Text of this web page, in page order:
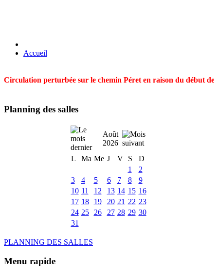
Accueil
Circulation perturbée sur le chemin Péret en raison du début
Planning des salles
Août
2026
L
Ma Me J V S
D
1
2
3
4 5 6 7 8
9
10 11 12 13 14 15 16
17 18 19 20 21 22 23
24 25 26 27 28 29 30
31
PLANNING DES SALLES
Menu rapide